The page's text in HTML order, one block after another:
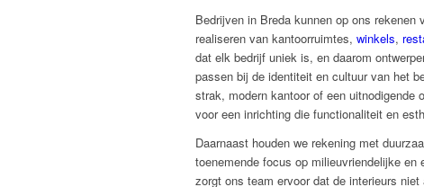
Bedrijven in Breda kunnen op ons rekenen
realiseren van kantoorruimtes, winkels,
dat elk bedrijf uniek is, en daarom
passen bij de identiteit en cultuur van het
strak, modern kantoor of een uitnodigende
voor een inrichting die functionaliteit en
Daarnaast houden we rekening met
toenemende focus op milieuvriendelijke en
zorgt ons team ervoor dat de interieurs